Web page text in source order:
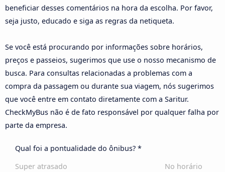
beneficiar desses comentários na hora da escolha. Por favor,
seja justo, educado e siga as regras da netiqueta.
Se você está procurando por informações sobre horários,
preços e passeios, sugerimos que use o nosso mecanismo de
busca. Para consultas relacionadas a problemas com a
compra da passagem ou durante sua viagem, nós sugerimos
que você entre em contato diretamente com a Saritur.
CheckMyBus não é de fato responsável por qualquer falha por
parte da empresa.
Qual foi a pontualidade do ônibus? *
Super atrasado
No horário